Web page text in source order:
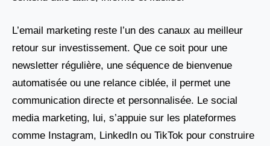
L’email marketing reste l’un des canaux au meilleur
retour sur investissement. Que ce soit pour une
newsletter régulière, une séquence de bienvenue
automatisée ou une relance ciblée, il permet une
communication directe et personnalisée. Le social
media marketing, lui, s’appuie sur les plateformes
comme Instagram, LinkedIn ou TikTok pour construire